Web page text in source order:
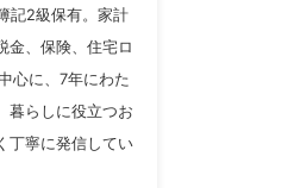
記2級保有。家計
金、保険、住宅ロ
心に、7年にわた
暮らしに役立つお
丁寧に発信してい